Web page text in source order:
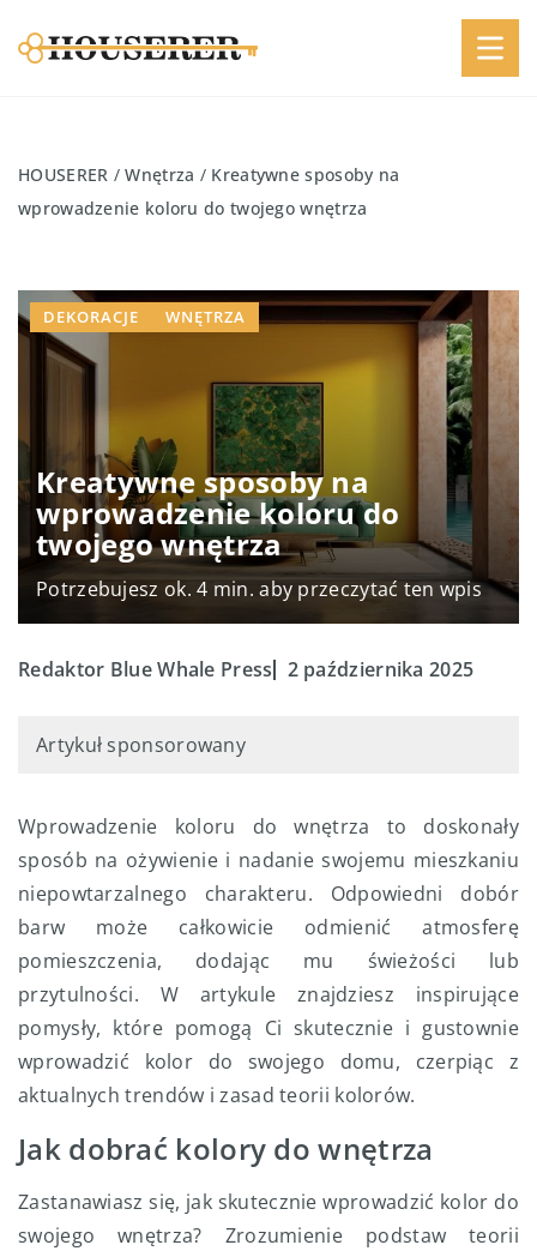
HOUSERER /Wnętrza / Kreatywne sposoby na
wprowadzenie koloru do twojego wnętrza
Kreatywne sposoby na
wprowadzenie koloru do
twojego wnętrza
Potrzebujesz ok. 4 min. aby przeczytać ten wpis
DEKORACJE WNĘTRZA
Redaktor Blue Whale Press 2 października 2025
Artykuł sponsorowany
Wprowadzenie koloru do wnętrza to doskonały
sposób na ożywienie i nadanie swojemu mieszkaniu
niepowtarzalnego charakteru. Odpowiedni dobór
barw może całkowicie odmienić atmosferę
pomieszczenia, dodając mu świeżości lub
przytulności. W artykule znajdziesz inspirujące
pomysły, które pomogą Ci skutecznie i gustownie
wprowadzić kolor do swojego domu, czerpiąc z
aktualnych trendów i zasad teorii kolorów.
Jak dobrać kolory do wnętrza
Zastanawiasz się, jak skutecznie wprowadzić kolor do
swojego wnętrza? Zrozumienie podstaw teorii